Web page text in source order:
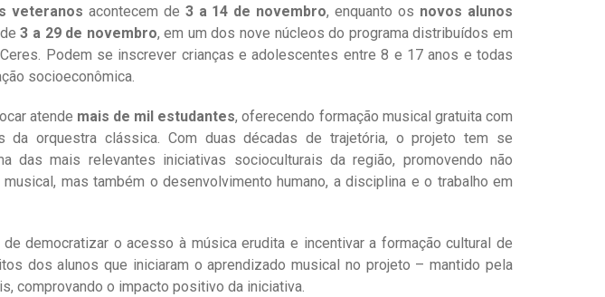
veteranos acontecem de 3 a 14 de novembro, enquanto os novos alunos
de3 a 29 de novembro, em um dos nove núcleos do programa distribuídos em
Podem se inscrever crianças e adolescentes entre 8 e 17 anos e todas
socioeconômica.
atende mais de mil estudantes, oferecendo formação musical gratuita com
da orquestra clássica. Com duas décadas de trajetória, o projeto tem se
das mais relevantes iniciativas socioculturais da região, promovendo não
mas também o desenvolvimento humano, a disciplina e o trabalho em
democratizar o acesso à música erudita e incentivar a formação cultural de
dos alunos que iniciaram o aprendizado musical no projeto – mantido pela
comprovando o impacto positivo da iniciativa.